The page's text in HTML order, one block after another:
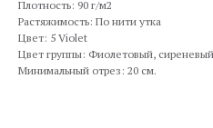
Плотность: 90 г/м2
Растяжимость: По нити утка
Цвет: 5 Violet
Цвет группы: Фиолетовый, сиреневый
Минимальный отрез: 20 см.